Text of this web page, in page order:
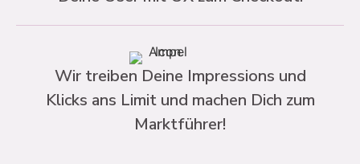
Wir treiben Deine Impressions und
Klicks ans Limit und machen Dich zum
Marktführer!